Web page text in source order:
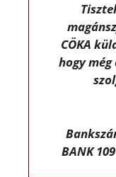
CÖKA
hogy
BANK